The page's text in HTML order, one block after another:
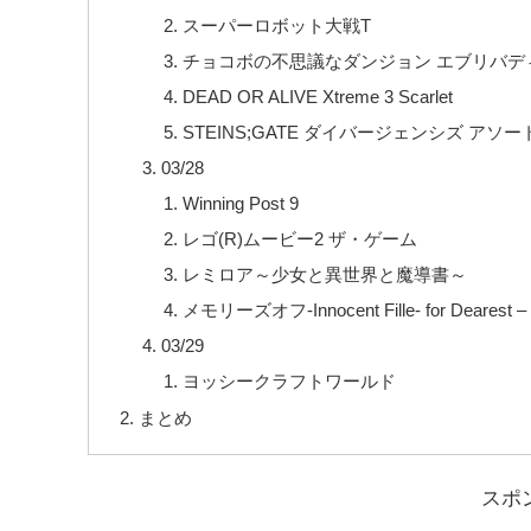
スーパーロボット大戦T
チョコボの不思議なダンジョン エブリバデ
DEAD OR ALIVE Xtreme 3 Scarlet
STEINS;GATE ダイバージェンシズ アソー
03/28
Winning Post 9
レゴ(R)ムービー2 ザ・ゲーム
レミロア～少女と異世界と魔導書～
メモリーズオフ-Innocent Fille- for Dearest –
03/29
ヨッシークラフトワールド
まとめ
スポ